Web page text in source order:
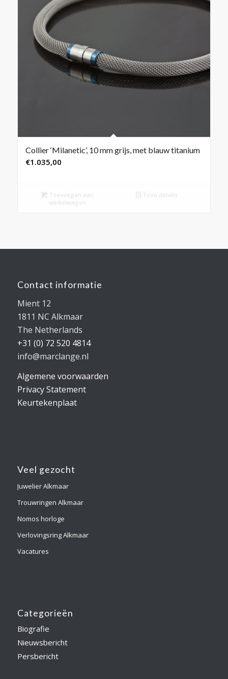
Collier ‘Milanetic’, 10 mm grijs, met blauw titanium
€1.035,00
Toevoegen aan
winkelwagen
Toon details
Contact informatie
Mient 12
1811 NC Alkmaar
The Netherlands
+31 (0) 72 520 4814
info@marclange.nl
Algemene voorwaarden
Privacy Statement
Keurtekenplaat
Veel gezocht
Juwelier Alkmaar
Trouwringen Alkmaar
Nomos horloge
Verlovingsring Alkmaar
Vacatures
Categorieën
Biografie
Nieuwsbericht
Persbericht